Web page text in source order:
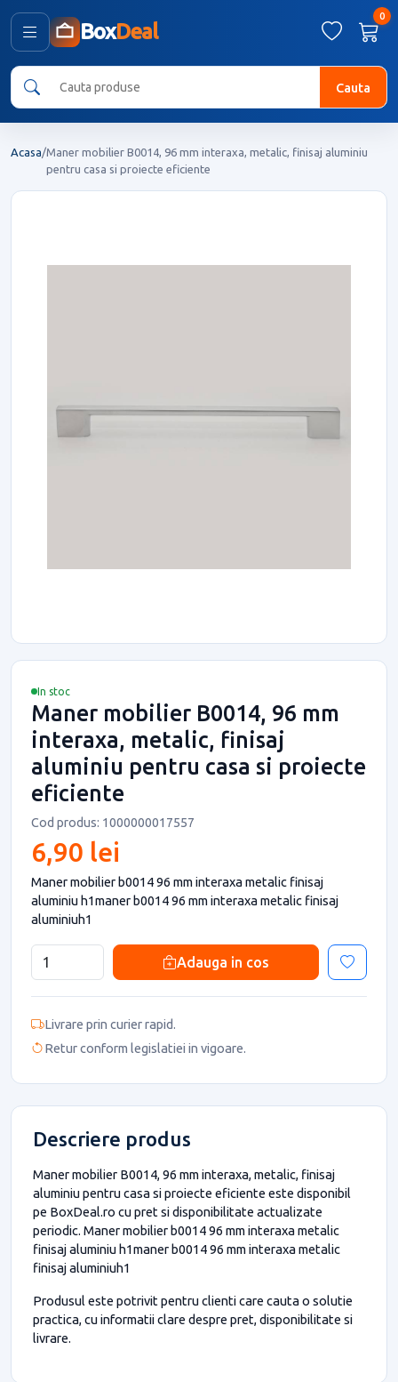
BoxDeal
0
Cauta
Acasa/Maner mobilier B0014, 96 mm interaxa, metalic, finisaj aluminiu
pentru casa si proiecte eficiente
In stoc
Maner mobilier B0014, 96 mm
interaxa, metalic, finisaj
aluminiu pentru casa si proiecte
eficiente
Cod produs: 1000000017557
6,90 lei
Maner mobilier b0014 96 mm interaxa metalic finisaj
aluminiu h1maner b0014 96 mm interaxa metalic finisaj
aluminiuh1
Adauga in cos
Livrare prin curier rapid.
Retur conform legislatiei in vigoare.
Descriere produs
Maner mobilier B0014, 96 mm interaxa, metalic, finisaj
aluminiu pentru casa si proiecte eficiente este disponibil
pe BoxDeal.ro cu pret si disponibilitate actualizate
periodic. Maner mobilier b0014 96 mm interaxa metalic
finisaj aluminiu h1maner b0014 96 mm interaxa metalic
finisaj aluminiuh1
Produsul este potrivit pentru clienti care cauta o solutie
practica, cu informatii clare despre pret, disponibilitate si
livrare.